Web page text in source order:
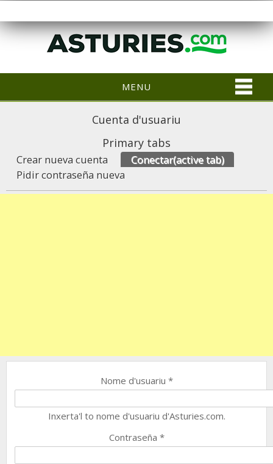
MENU
Cuenta d'usuariu
Primary tabs
Crear nueva cuenta Conectar(active tab)
Pidir contraseña nueva
Nome d'usuariu *
Inxerta'l to nome d'usuariu d'Asturies.com.
Contraseña *